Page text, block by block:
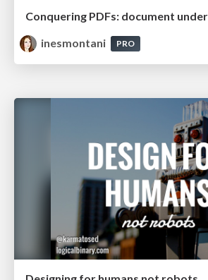
inesmontani
PRO